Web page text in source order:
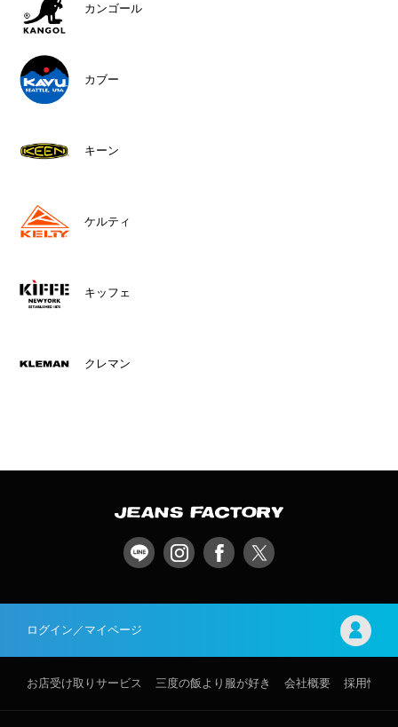
カンゴール
カブー
キーン
ケルティ
キッフェ
クレマン
ログイン／マイページ
お店受け取りサービス 三度の飯より服が好き 会社概要 採用情報